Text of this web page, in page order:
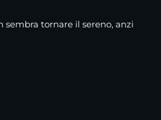
sembra tornare il sereno, anzi